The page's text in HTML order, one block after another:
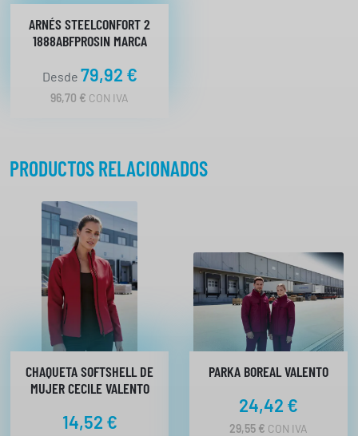
ARNÉS STEELCONFORT 2
1888ABFPROSIN MARCA
Desde 79,92 €
96,70 € CON IVA
PRODUCTOS RELACIONADOS
CHAQUETA SOFTSHELL DE
MUJER CECILE VALENTO
14,52 €
PARKA BOREAL VALENTO
24,42 €
29,55 € CON IVA